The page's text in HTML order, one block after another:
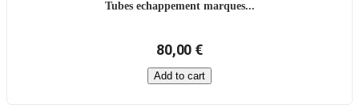
Tubes echappement marques...
80,00 €
Add to cart